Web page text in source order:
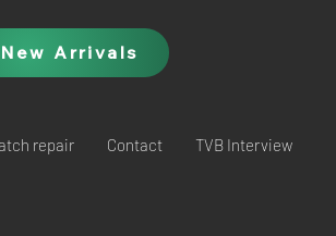
New Arrivals
repair Contact TVB Interview